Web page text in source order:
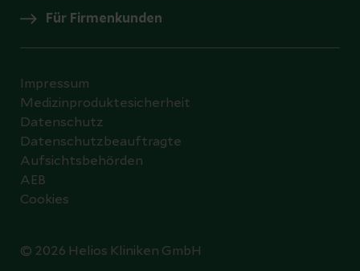
Für Firmenkunden
© 2026 Helios Kliniken GmbH
Impressum
Medizinproduktesicherheit
Datenschutz
Datenschutzbeauftragte
Aufsichtsbehörden
AEB
Cookies